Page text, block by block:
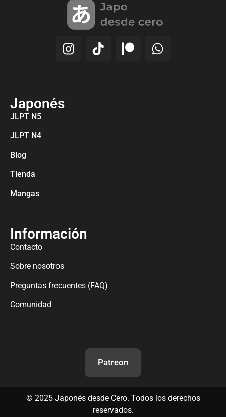
Japonés
JLPT N5
JLPT N4
Blog
Tienda
Mangas
Información
Contacto
Sobre nosotros
Preguntas frecuentes (FAQ)
Comunidad
Patreon
© 2025Japonés desde Cero. Todos los derechos
reservados.